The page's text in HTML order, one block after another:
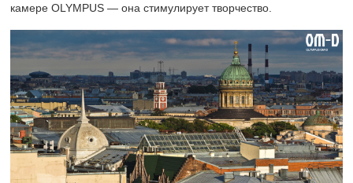
камере OLYMPUS — она стимулирует творчество.